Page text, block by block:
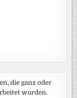
die ganz oder
wurden.